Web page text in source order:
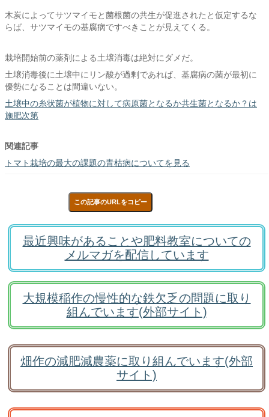
木炭によってサツマイモと菌根菌の共生が促進されたと仮定するな
らば、サツマイモの基腐病ですべきことが見えてくる。
栽培開始前の薬剤による土壌消毒は絶対にダメだ。
土壌消毒後に土壌中にリン酸が過剰であれば、基腐病の菌が最初に
優勢になることは間違いない。
土壌中の糸状菌が植物に対して病原菌となるか共生菌となるか？は
施肥次第
関連記事
トマト栽培の最大の課題の青枯病についてを見る
この記事のURLをコピー
最近興味があることや肥料教室についての
メルマガを配信しています
大規模稲作の慢性的な鉄欠乏の問題に取り
組んでいます(外部サイト)
畑作の減肥減農薬に取り組んでいます(外部
サイト)